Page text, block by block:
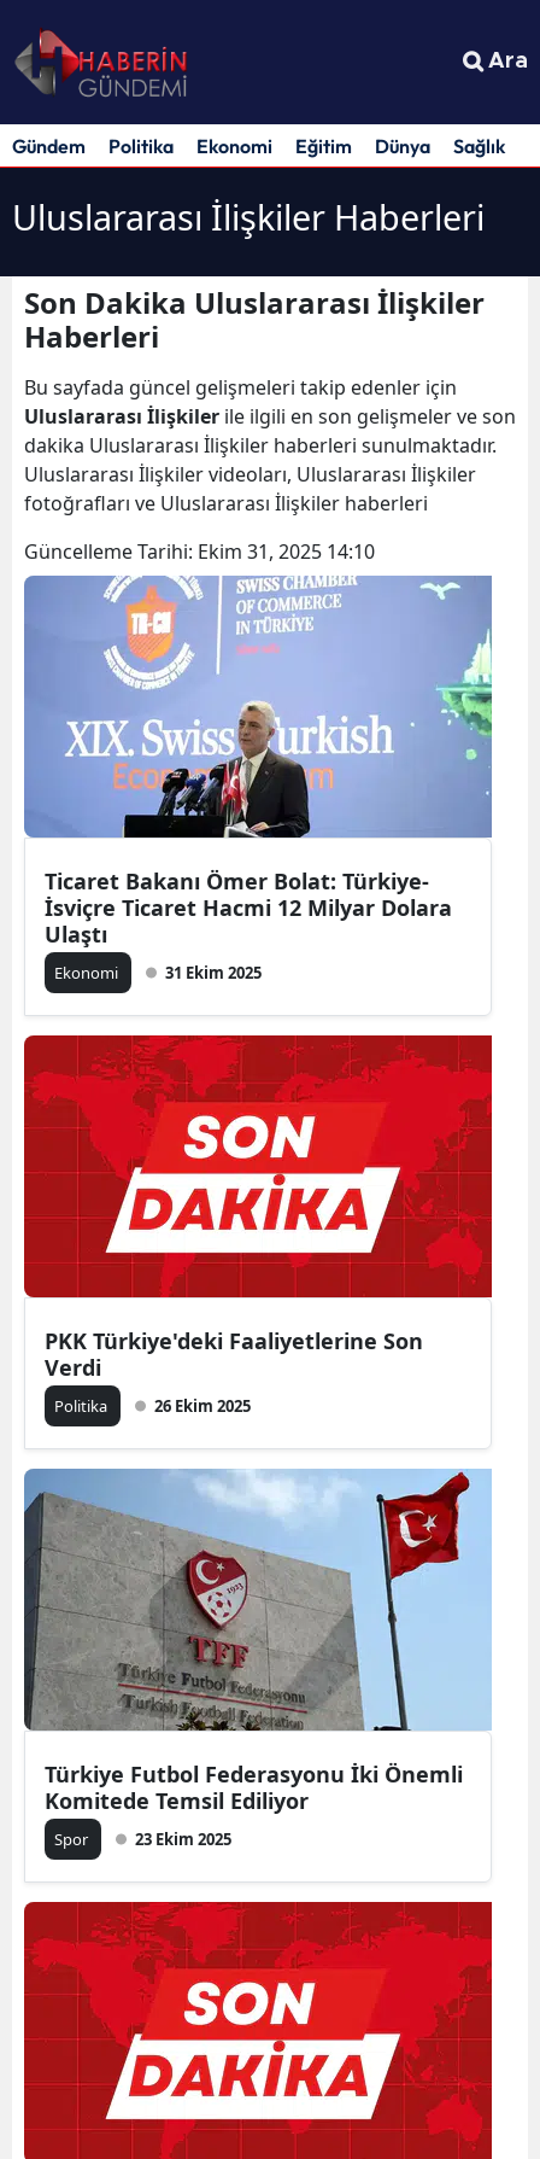
Ara
Gündem Politika Ekonomi Eğitim Dünya Sağlık
Uluslararası İlişkiler Haberleri
Son Dakika Uluslararası İlişkiler
Haberleri
Bu sayfada güncel gelişmeleri takip edenler için
Uluslararası İlişkiler ile ilgili en son gelişmeler ve son
dakika Uluslararası İlişkiler haberleri sunulmaktadır.
Uluslararası İlişkiler videoları, Uluslararası İlişkiler
fotoğrafları ve Uluslararası İlişkiler haberleri
Güncelleme Tarihi: Ekim 31, 2025 14:10
Ticaret Bakanı Ömer Bolat: Türkiye-
İsviçre Ticaret Hacmi 12 Milyar Dolara
Ulaştı
Ekonomi 31 Ekim 2025
PKK Türkiye'deki Faaliyetlerine Son
Verdi
Politika 26 Ekim 2025
Türkiye Futbol Federasyonu İki Önemli
Komitede Temsil Ediliyor
Spor 23 Ekim 2025